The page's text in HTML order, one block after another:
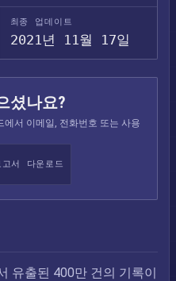
최종 업데이트
2021년 11월 17일
셨나요?
에서 이메일, 전화번호 또는 사용
서 다운로드
유출된 400만 건의 기록이